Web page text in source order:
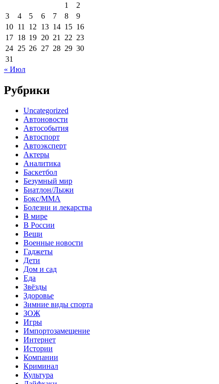
1
2
3
4 5 6 7 8
9
10 11 12 13 14 15 16
17 18 19 20 21 22 23
24 25 26 27 28 29 30
31
« Июл
Рубрики
Uncategorized
Автоновости
Автособытия
Автоспорт
Автоэксперт
Актеры
Аналитика
Баскетбол
Безумный мир
Биатлон/Лыжи
Бокс/MMA
Болезни и лекарства
В мире
В России
Вещи
Военные новости
Гаджеты
Дети
Дом и сад
Еда
Звёзды
Здоровье
Зимние виды спорта
ЗОЖ
Игры
Импортозамещение
Интернет
Истории
Компании
Криминал
Культура